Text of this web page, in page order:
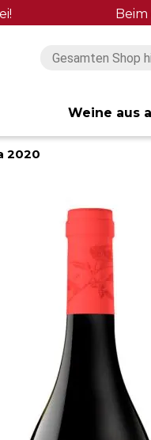
Weine aus
2020